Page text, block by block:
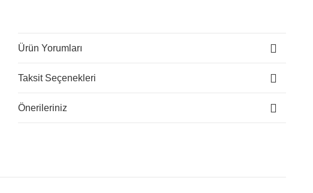
Ürün Yorumları
Taksit Seçenekleri
Önerileriniz